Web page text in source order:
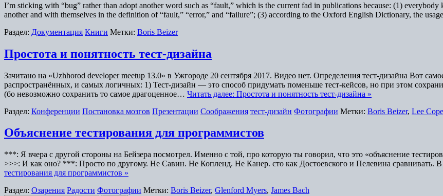
I’m sticking with “bug” rather than adopt another word such as “fault,” which is the current fad in publications because: (1)
another and with themselves in the definition of “fault,” “error,” and “failure”; (3) according to the Oxford English Dictionary, the
Раздел: Документация Книги Метки: Boris Beizer
Простота и понятность тест-дизайна
Зачитано на «Uzhhorod developer meetup 13.0» в Ужгороде 20 сентября 2017. Видео нет. Определения тест-дизайна Вот
распространённых, и самых логичных: 1) Тест-дизайн — это способ придумать поменьше тест-кейсов, но при этом
(бо невозможно сохранить то самое драгоценное… Читать далее: Простота и понятность тест-дизайна »
Раздел: Конференции Постановка мозгов Презентации Соображения тест-дизайн Фотографии Метки: Boris Beizer, Lee
Объяснение тестирования для программистов
***: Я вчера с другой стороны на Бейзера посмотрел. Именно с той, про которую ты говорил, что это «объяснение
>>>: И как оно? ***: Просто по другому. Не Савин. Не Копленд. Не Канер. єто как Достоевского и Пелевина сравнивать.
тестирования для программистов »
Раздел: Озарения Радости Фотографии Метки: Boris Beizer, Glenford Myers, James Bach